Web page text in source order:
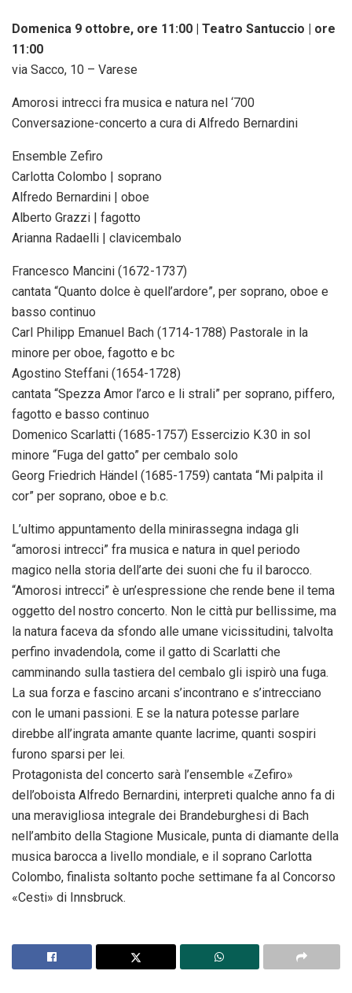
Domenica 9 ottobre, ore 11:00 | Teatro Santuccio | ore
11:00
via Sacco, 10 – Varese
Amorosi intrecci fra musica e natura nel ‘700
Conversazione-concerto a cura di Alfredo Bernardini
Ensemble Zefiro
Carlotta Colombo | soprano
Alfredo Bernardini | oboe
Alberto Grazzi | fagotto
Arianna Radaelli | clavicembalo
Francesco Mancini (1672-1737)
cantata “Quanto dolce è quell’ardore”, per soprano, oboe e
basso continuo
Carl Philipp Emanuel Bach (1714-1788) Pastorale in la
minore per oboe, fagotto e bc
Agostino Steffani (1654-1728)
cantata “Spezza Amor l’arco e li strali” per soprano, piffero,
fagotto e basso continuo
Domenico Scarlatti (1685-1757) Essercizio K.30 in sol
minore “Fuga del gatto” per cembalo solo
Georg Friedrich Händel (1685-1759) cantata “Mi palpita il
cor” per soprano, oboe e b.c.
L’ultimo appuntamento della minirassegna indaga gli
“amorosi intrecci” fra musica e natura in quel periodo
magico nella storia dell’arte dei suoni che fu il barocco.
“Amorosi intrecci” è un’espressione che rende bene il tema
oggetto del nostro concerto. Non le città pur bellissime, ma
la natura faceva da sfondo alle umane vicissitudini, talvolta
perfino invadendola, come il gatto di Scarlatti che
camminando sulla tastiera del cembalo gli ispirò una fuga.
La sua forza e fascino arcani s’incontrano e s’intrecciano
con le umani passioni. E se la natura potesse parlare
direbbe all’ingrata amante quante lacrime, quanti sospiri
furono sparsi per lei.
Protagonista del concerto sarà l’ensemble «Zefiro»
dell’oboista Alfredo Bernardini, interpreti qualche anno fa di
una meravigliosa integrale dei Brandeburghesi di Bach
nell’ambito della Stagione Musicale, punta di diamante della
musica barocca a livello mondiale, e il soprano Carlotta
Colombo, finalista soltanto poche settimane fa al Concorso
«Cesti» di Innsbruck.